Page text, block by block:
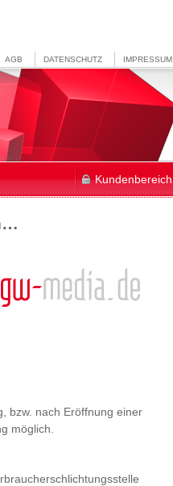
Kundenbereich
AGB DATENSCHUTZ IMPRESSUM
bzw. nach Eröffnung einer
möglich.